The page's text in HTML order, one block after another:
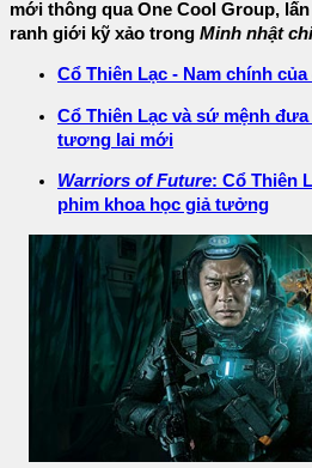
mới thông qua One Cool Group,
ranh giới kỹ xảo trong Minh nhật
Cổ Thiên Lạc - Nam chính
Cổ Thiên Lạc và sứ mệnh
tương lai mới
Warriors of Future: Cổ Thiên
phim khoa học giả tưởng